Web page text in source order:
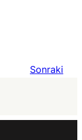
Sonraki